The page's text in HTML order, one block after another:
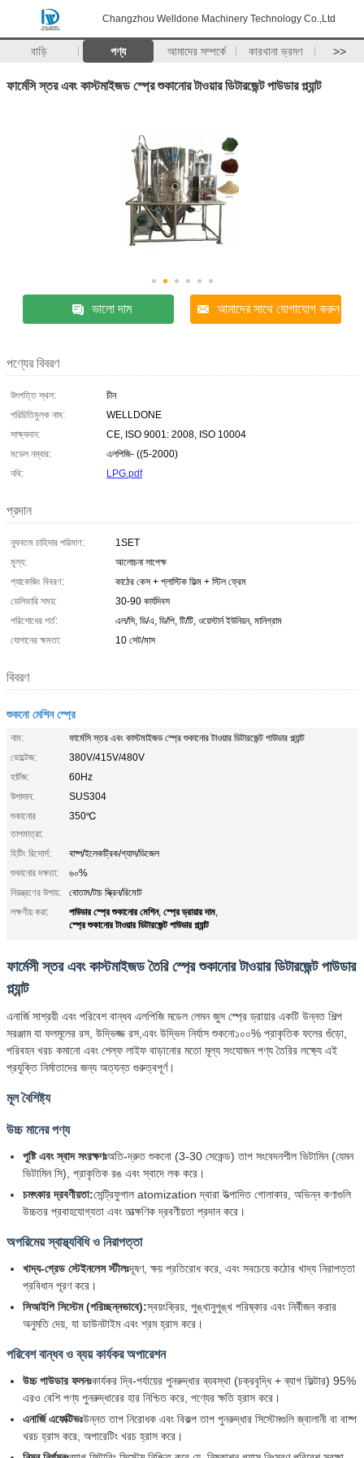
Changzhou Welldone Machinery Technology Co.,Ltd
বাড়ি পণ্য আমাদের সম্পর্কে কারখানা ভ্রমণ >>
ফার্মেসি স্তর এবং কাস্টমাইজড স্প্রে শুকানোর টাওয়ার ডিটারজেন্ট পাউডার প্ল্যান্ট
ভালো দাম আমাদের সাথে যোগাযোগ করুন
পণ্যের বিবরণ
উৎপত্তি স্থল:
চীন
পরিচিতিমুলক নাম:
WELLDONE
সাক্ষ্যদান:
CE, ISO 9001: 2008, ISO 10004
মডেল নম্বার:
এলপিজি- ((5-2000)
নথি:
LPG.pdf
প্রদান
ন্যূনতম চাহিদার পরিমাণ:
1SET
মূল্য:
আলোচনা সাপেক্ষ
প্যাকেজিং বিবরণ:
কাঠের কেস + প্লাস্টিক ফিল্ম + স্টিল ফ্রেম
ডেলিভারি সময়:
30-90 কার্যদিবস
পরিশোধের শর্ত:
এল/সি, ডি/এ, ডি/পি, টি/টি, ওয়েস্টার্ন ইউনিয়ন, মানিগ্রাম
যোগানের ক্ষমতা:
10 সেট/মাস
বিবরণ
শুকনো মেশিন স্প্রে
নাম:
ফার্মেসি স্তর এবং কাস্টমাইজড স্প্রে শুকানোর টাওয়ার ডিটারজেন্ট পাউডার প্ল্যান্ট
ভোল্টেজ:
380V/415V/480V
হার্টজ:
60Hz
উপাদান:
SUS304
শুকানোর
তাপমাত্রা:
350℃
হিটিং রিসোর্স:
বাষ্প/ইলেকট্রিক/গ্যাস/ডিজেল
শুকানোর দক্ষতা:
৬০%
নিয়ন্ত্রণের উপায়:
বোতাম/টাচ স্ক্রিন/রিমোট
লক্ষণীয় করা:
পাউডার স্প্রে শুকানোর মেশিন, স্প্রে ড্রায়ার দাম,
স্প্রে শুকানোর টাওয়ার ডিটারজেন্ট পাউডার প্ল্যান্ট
ফার্মেসী স্তর এবং কাস্টমাইজড তৈরি স্প্রে শুকানোর টাওয়ার ডিটারজেন্ট পাউডার
প্ল্যান্ট
এনার্জি সাশ্রয়ী এবং পরিবেশ বান্ধব এলপিজি মডেল লেমন জুস স্প্রে ড্রায়ার একটি উন্নত শিল্প
সরঞ্জাম যা ফলমূলের রস, উদ্ভিজ্জ রস,এবং উদ্ভিদ নির্যাস শুকনো১০০% প্রাকৃতিক ফলের গুঁড়ো,
পরিবহন খরচ কমানো এবং শেল্ফ লাইফ বাড়ানোর মতো মূল্য সংযোজন পণ্য তৈরির লক্ষ্যে এই
প্রযুক্তি নির্মাতাদের জন্য অত্যন্ত গুরুত্বপূর্ণ।
মূল বৈশিষ্ট্য
উচ্চ মানের পণ্য
পুষ্টি এবং স্বাদ সংরক্ষণঃঅতি-দ্রুত শুকনো (3-30 সেকেন্ড) তাপ সংবেদনশীল ভিটামিন (যেমন
ভিটামিন সি), প্রাকৃতিক রঙ এবং স্বাদে লক করে।
চমৎকার দ্রবণীয়তা:সেন্ট্রিফুগাল atomization দ্বারা উত্পাদিত গোলাকার, অভিন্ন কণাগুলি
উচ্চতর প্রবাহযোগ্যতা এবং তাত্ক্ষণিক দ্রবণীয়তা প্রদান করে।
অপরিমেয় স্বাস্থ্যবিধি ও নিরাপত্তা
খাদ্য-গ্রেড স্টেইনলেস স্টীলঃদূষণ, ক্ষয় প্রতিরোধ করে, এবং সবচেয়ে কঠোর খাদ্য নিরাপত্তা
প্রবিধান পূরণ করে।
সিআইপি সিস্টেম (পরিচ্ছন্নভাবে):স্বয়ংক্রিয়, পুঙ্খানুপুঙ্খ পরিষ্কার এবং নির্বীজন করার
অনুমতি দেয়, যা ডাউনটাইম এবং শ্রম হ্রাস করে।
পরিবেশ বান্ধব ও ব্যয় কার্যকর অপারেশন
উচ্চ পাউডার ফলনঃকার্যকর দ্বি-পর্যায়ের পুনরুদ্ধার ব্যবস্থা (চক্রবৃদ্ধি + ব্যাগ ফিল্টার) 95%
এরও বেশি পণ্য পুনরুদ্ধারের হার নিশ্চিত করে, পণ্যের ক্ষতি হ্রাস করে।
এনার্জি এফেক্টিভঃউন্নত তাপ নিরোধক এবং বিকল্প তাপ পুনরুদ্ধার সিস্টেমগুলি জ্বালানী বা বাষ্প
খরচ হ্রাস করে, অপারেটিং খরচ হ্রাস করে।